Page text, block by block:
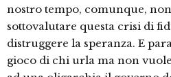
nostro tempo, comunque,
sottovalutare questa crisi di
distruggere la speranza. E
gioco di chi urla ma non